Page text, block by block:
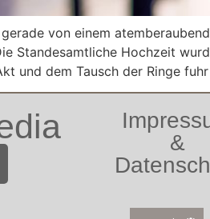
von einem
Standesamtliche Hochzeit
und dem Tausch der Ringe
&